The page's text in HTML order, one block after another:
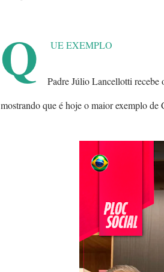
Q UE EXEMPLO
Padre Júlio Lancellotti
mostrando que é hoje o maior exemplo